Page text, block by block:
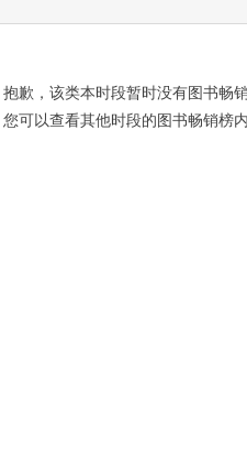
食品
手机
抱歉，该类本时段暂时没有图书畅销
您可以查看其他时段的图书畅销榜内